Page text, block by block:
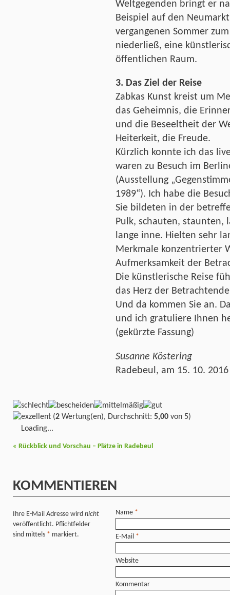
Weltgegenden bringt er
Beispiel auf den
vergangenen Sommer
niederließ, eine
öffentlichen Raum.
3. Das Ziel der Reise
Zabkas Kunst kreist um
das Geheimnis, die
und die Beseeltheit der
Heiterkeit, die Freude.
Kürzlich konnte ich das
waren zu Besuch im
(Ausstellung
1989“). Ich habe die
Sie bildeten in der
Pulk, schauten,
lange inne. Hielten sehr
Merkmale konzentrierter
Aufmerksamkeit der
Die künstlerische Reise
das Herz der
Und da kommen Sie an.
und ich gratuliere Ihnen
(gekürzte Fassung)
Susanne Köstering
Radebeul, am 15. 10. 2016
(2 Wertung(en), Durchschnitt: 5,00 von 5)
Loading...
« Rückblick und Vorschau – Plätze in Radebeul
KOMMENTIEREN
Ihre E-Mail Adresse wird nicht
veröffentlicht. Pflichtfelder
sind mittels * markiert.
Name *
E-Mail *
Website
Kommentar